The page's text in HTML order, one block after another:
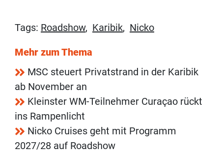
Tags: Roadshow, Karibik, Nicko
Mehr zum Thema
MSC steuert Privatstrand in der Karibik
ab November an
Kleinster WM-Teilnehmer Curaçao rückt
ins Rampenlicht
Nicko Cruises geht mit Programm
2027/28 auf Roadshow